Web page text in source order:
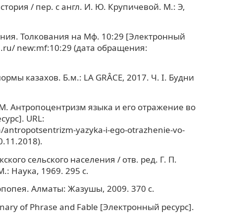
/ пер. с англ. И. Ю. Крупичевой. М.: Э,
Толкования на Мф. 10:29 [Электронный
new:mf:10:29 (дата обращения:
казахов. Б.м.: LA GRÂCE, 2017. Ч. I. Будни
Антропоцентризм языка и его отражение во
URL:
yazyka-i-ego-otrazhenie-vo-
сельского населения / отв. ред. Г. П.
Наука, 1969. 295 с.
Алматы: Жазушы, 2009. 370 с.
of Phrase and Fable [Электронный ресурс].